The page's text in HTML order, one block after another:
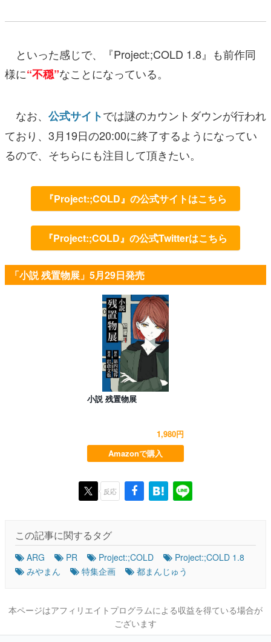
といった感じで、『Project:;COLD 1.8』も前作同
様に“不穏”なことになっている。
なお、 公式サイトでは謎のカウントダウンが行われ
ており、3月19日の20:00に終了するようになってい
るので、そちらにも注目して頂きたい。
『Project:;COLD』の公式サイトはこちら
『Project:;COLD』の公式Twitterはこちら
「小説 残置物展」5月29日発売
小説 残置物展
1,980円
Amazonで購入
反応
この記事に関するタグ
ARG PR Project:;COLD
Project:;COLD 1.8
みやまん
特集企画 都まんじゅう
本ページはアフィリエイトプログラムによる収益を得ている場合が
ございます